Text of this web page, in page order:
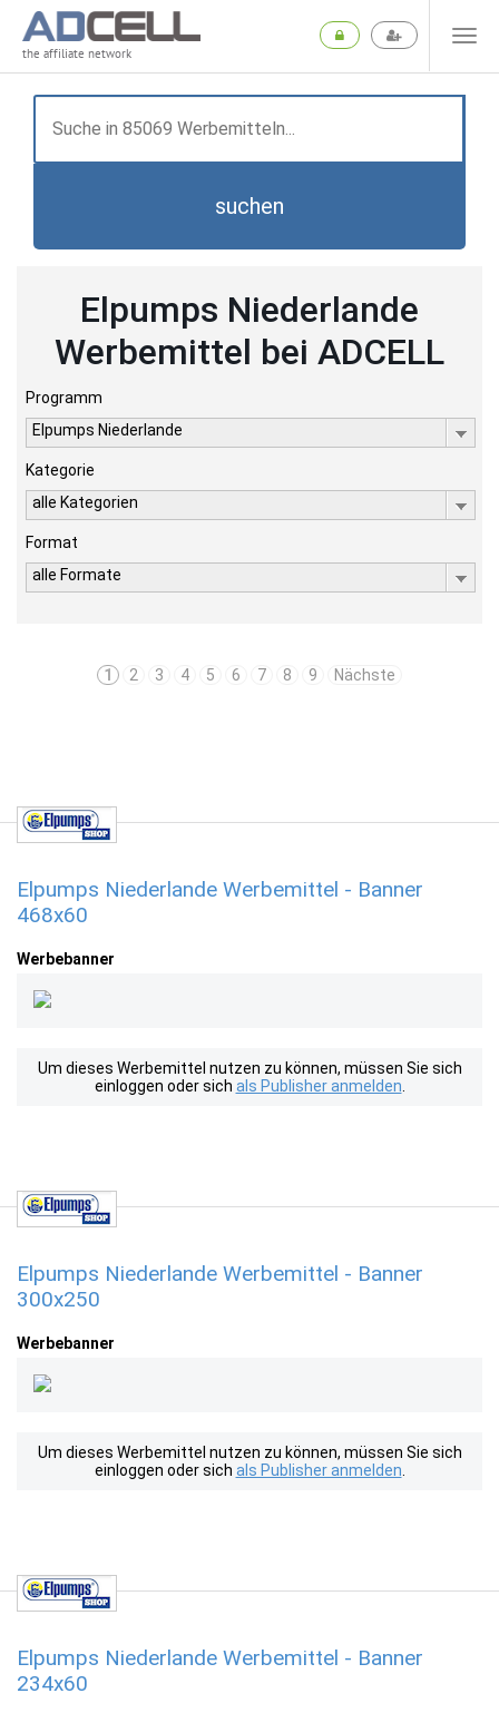
the affiliate network
suchen
Elpumps Niederlande
Werbemittel bei ADCELL
Programm
Elpumps Niederlande
Kategorie
alle Kategorien
Format
alle Formate
1 2 3 4 5 6 7 8 9 Nächste
Elpumps Niederlande Werbemittel - Banner
468x60
Werbebanner
Um dieses Werbemittel nutzen zu können, müssen Sie sich
einloggen oder sich als Publisher anmelden
Elpumps Niederlande Werbemittel - Banner
300x250
Werbebanner
Um dieses Werbemittel nutzen zu können, müssen Sie sich
einloggen oder sich als Publisher anmelden
Elpumps Niederlande Werbemittel - Banner
234x60